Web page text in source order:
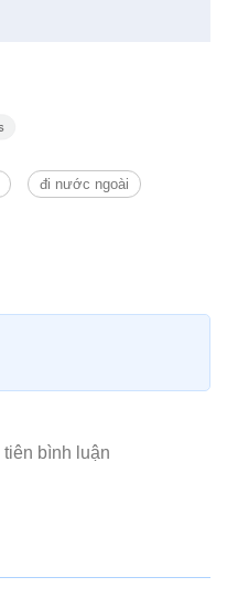
đi nước ngoài